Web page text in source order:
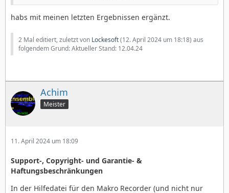
BJack <-> Black Jack
calendar <-> Kalender
cards <->Dialogbox Kartenrückseiten wählen
chat <-> IRC Chat
dirls11 <-> Ordnerliste
dump <-> Bildschirmfoto
column <-> Columns
dialup <-> Internet-Einwahl
ffile <-> Dialogboxen GeoFile
geofile <-> GeoFile
GeoZip Help <-> GeoZip
habs mit meinen letzten Ergebnissen ergänzt.
2 Mal editiert, zuletzt von Lockesoft(12. April 2024 um 18:18) aus
folgendem Grund: Aktueller Stand: 12.04.24
Achim
Meister
11. April 2024 um 18:09
Support-, Copyright- und Garantie- &
Haftungsbeschränkungen
In der Hilfedatei für den Makro Recorder (und nicht nur